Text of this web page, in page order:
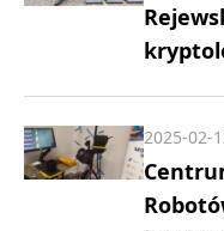
2025-02-